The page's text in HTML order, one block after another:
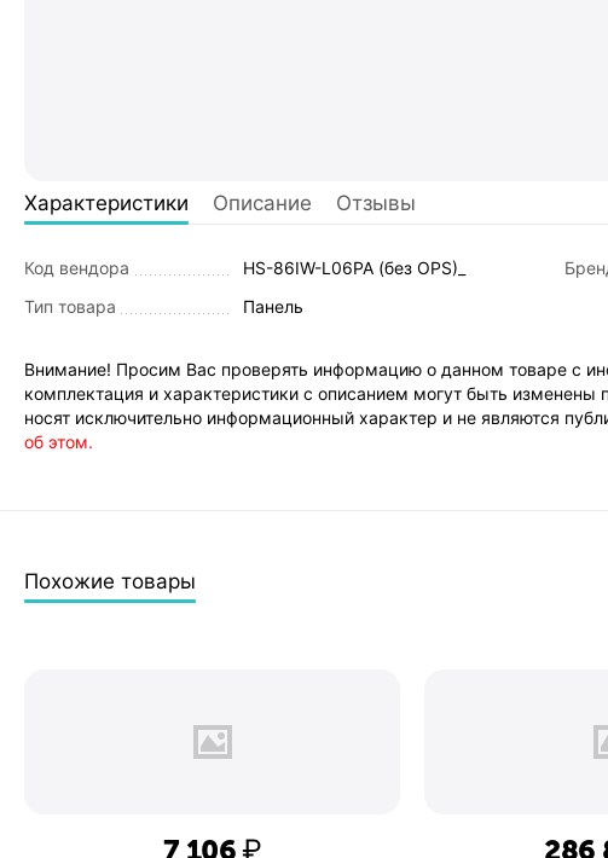
Характеристики Описание Отзывы
Код вендора
HS-86IW-L06PA (без OPS)_
Тип товара
Панель
Внимание! Просим Вас проверять информацию о данном товаре с
комплектация и характеристики с описанием могут быть изменены
носят исключительно информационный характер и не являются
об этом.
Похожие товары
7 106₽ 286